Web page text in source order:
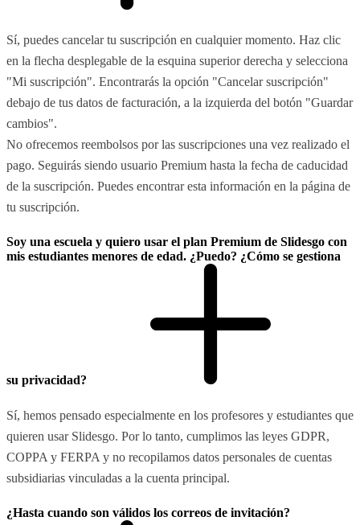
Sí, puedes cancelar tu suscripción en cualquier momento. Haz clic
en la flecha desplegable de la esquina superior derecha y selecciona
"Mi suscripción". Encontrarás la opción "Cancelar suscripción"
debajo de tus datos de facturación, a la izquierda del botón "Guardar
cambios".
No ofrecemos reembolsos por las suscripciones una vez realizado el
pago. Seguirás siendo usuario Premium hasta la fecha de caducidad
de la suscripción. Puedes encontrar esta información en la página de
tu suscripción.
Soy una escuela y quiero usar el plan Premium de Slidesgo con
mis estudiantes menores de edad. ¿Puedo? ¿Cómo se gestiona
su privacidad?
Sí, hemos pensado especialmente en los profesores y estudiantes que
quieren usar Slidesgo. Por lo tanto, cumplimos las leyes GDPR,
COPPA y FERPA y no recopilamos datos personales de cuentas
subsidiarias vinculadas a la cuenta principal.
¿Hasta cuando son válidos los correos de invitación?